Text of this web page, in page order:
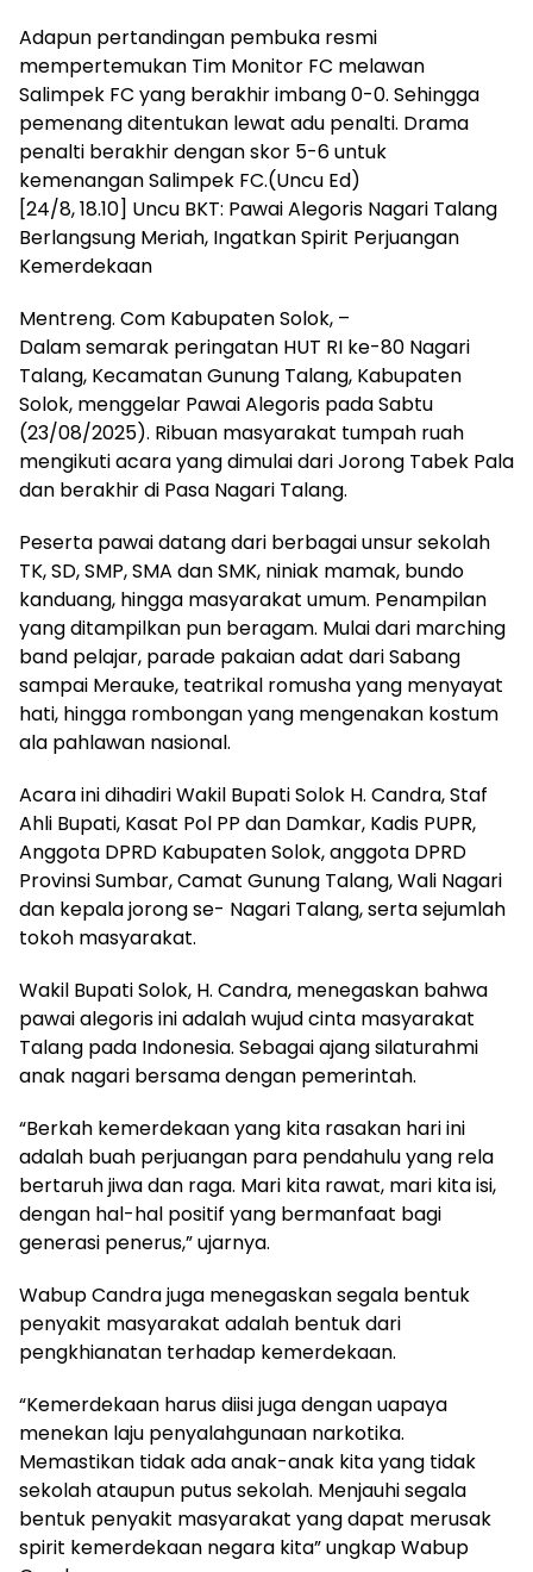
Adapun pertandingan pembuka resmi
mempertemukan Tim Monitor FC melawan
Salimpek FC yang berakhir imbang 0-0. Sehingga
pemenang ditentukan lewat adu penalti. Drama
penalti berakhir dengan skor 5-6 untuk
kemenangan Salimpek FC.(Uncu Ed)
[24/8, 18.10] Uncu BKT: Pawai Alegoris Nagari Talang
Berlangsung Meriah, Ingatkan Spirit Perjuangan
Kemerdekaan
Mentreng. Com Kabupaten Solok, –
Dalam semarak peringatan HUT RI ke-80 Nagari
Talang, Kecamatan Gunung Talang, Kabupaten
Solok, menggelar Pawai Alegoris pada Sabtu
(23/08/2025). Ribuan masyarakat tumpah ruah
mengikuti acara yang dimulai dari Jorong Tabek Pala
dan berakhir di Pasa Nagari Talang.
Peserta pawai datang dari berbagai unsur sekolah
TK, SD, SMP, SMA dan SMK, niniak mamak, bundo
kanduang, hingga masyarakat umum. Penampilan
yang ditampilkan pun beragam. Mulai dari marching
band pelajar, parade pakaian adat dari Sabang
sampai Merauke, teatrikal romusha yang menyayat
hati, hingga rombongan yang mengenakan kostum
ala pahlawan nasional.
Acara ini dihadiri Wakil Bupati Solok H. Candra, Staf
Ahli Bupati, Kasat Pol PP dan Damkar, Kadis PUPR,
Anggota DPRD Kabupaten Solok, anggota DPRD
Provinsi Sumbar, Camat Gunung Talang, Wali Nagari
dan kepala jorong se- Nagari Talang, serta sejumlah
tokoh masyarakat.
Wakil Bupati Solok, H. Candra, menegaskan bahwa
pawai alegoris ini adalah wujud cinta masyarakat
Talang pada Indonesia. Sebagai ajang silaturahmi
anak nagari bersama dengan pemerintah.
“Berkah kemerdekaan yang kita rasakan hari ini
adalah buah perjuangan para pendahulu yang rela
bertaruh jiwa dan raga. Mari kita rawat, mari kita isi,
dengan hal-hal positif yang bermanfaat bagi
generasi penerus,” ujarnya.
Wabup Candra juga menegaskan segala bentuk
penyakit masyarakat adalah bentuk dari
pengkhianatan terhadap kemerdekaan.
“Kemerdekaan harus diisi juga dengan uapaya
menekan laju penyalahgunaan narkotika.
Memastikan tidak ada anak-anak kita yang tidak
sekolah ataupun putus sekolah. Menjauhi segala
bentuk penyakit masyarakat yang dapat merusak
spirit kemerdekaan negara kita” ungkap Wabup